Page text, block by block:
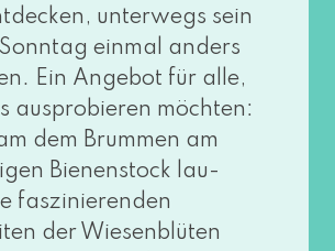
unter­wegs sein
ein­mal anders
Ein Angebot für alle,
aus­pro­bie­ren möch­ten:
dem Brummen am
Bienenstock lau­
fas­zi­nie­ren­den
der Wiesenblüten